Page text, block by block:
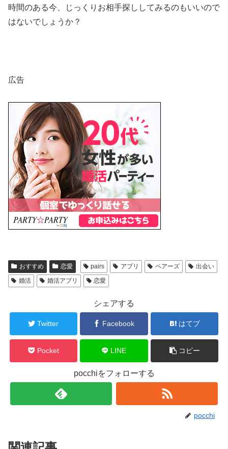
時間のある今、じっくりお相手探ししてみるのもいいので
はないでしょうか？
広告
おすすめ 恋愛 pairs アプリ ペアーズ
出会い
婚活
婚活アプリ 恋愛
シェアする
Twitter Facebook はてブ
Pocket LINE コピー
pocchiをフォローする
pocchi